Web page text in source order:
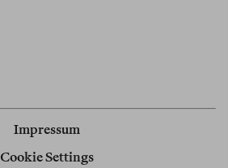
Impressum
Cookie Settings